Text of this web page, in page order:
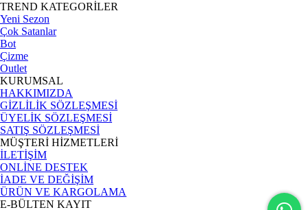
TREND KATEGORİLER
Yeni Sezon
Çok Satanlar
Bot
Çizme
Outlet
KURUMSAL
HAKKIMIZDA
GİZLİLİK SÖZLEŞMESİ
ÜYELİK SÖZLEŞMESİ
SATIŞ SÖZLEŞMESİ
MÜŞTERİ HİZMETLERİ
İLETİŞİM
ONLİNE DESTEK
İADE VE DEĞİŞİM
ÜRÜN VE KARGOLAMA
E-BÜLTEN KAYIT